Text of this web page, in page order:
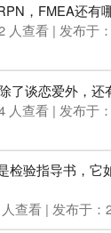
，FMEA还有
人查看 | 发布于
了谈恋爱外，还
人查看 | 发布于
检验指导书，它
查看 | 发布于：